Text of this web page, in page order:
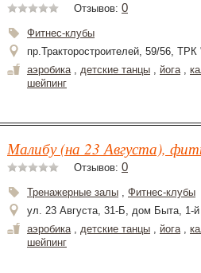
Отзывов: 0
Фитнес-клубы
пр.Тракторостроителей, 59/56,
аэробика, детские танцы , йога,
шейпинг
Малибу (на 23 Августа),
Отзывов: 0
Тренажерные залы , Фитнес-клубы
ул. 23 Августа, 31-Б, дом Быта, 1-
аэробика, детские танцы , йога,
шейпинг